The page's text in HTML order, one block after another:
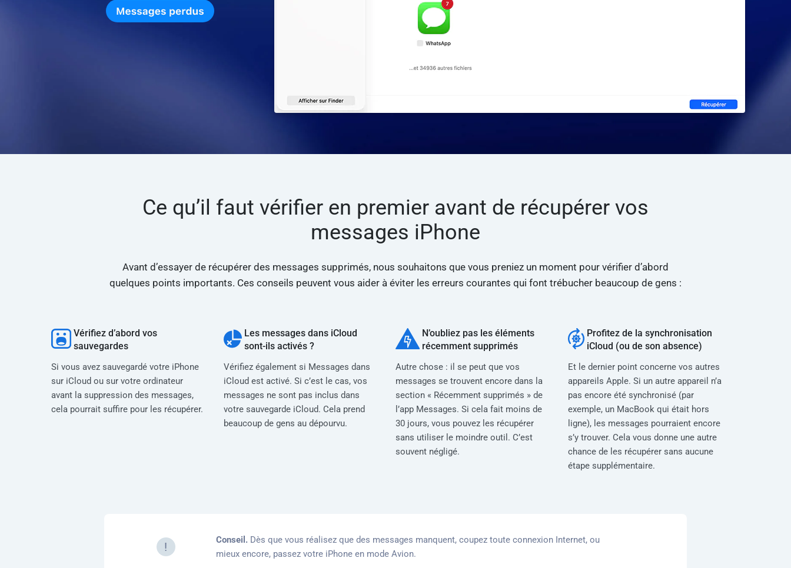
Ce qu’il faut vérifier en premier avant de récupérer vos
messages iPhone
Avant d’essayer de récupérer des messages supprimés, nous souhaitons que vous preniez un moment pour vérifier d’abord
quelques points importants. Ces conseils peuvent vous aider à éviter les erreurs courantes qui font trébucher beaucoup de gens :
Vérifiez d’abord vos
sauvegardes
Si vous avez sauvegardé votre iPhone
sur iCloud ou sur votre ordinateur
avant la suppression des messages,
cela pourrait suffire pour les récupérer.
Les messages dans iCloud
sont-ils activés ?
Vérifiez également si Messages dans
iCloud est activé. Si c’est le cas, vos
messages ne sont pas inclus dans
votre sauvegarde iCloud. Cela prend
beaucoup de gens au dépourvu.
N’oubliez pas les éléments
récemment supprimés
Autre chose : il se peut que vos
messages se trouvent encore dans la
section « Récemment supprimés » de
l’app Messages. Si cela fait moins de
30 jours, vous pouvez les récupérer
sans utiliser le moindre outil. C’est
souvent négligé.
Profitez de la synchronisation
iCloud (ou de son absence)
Et le dernier point concerne vos autres
appareils Apple. Si un autre appareil n’a
pas encore été synchronisé (par
exemple, un MacBook qui était hors
ligne), les messages pourraient encore
s’y trouver. Cela vous donne une autre
chance de les récupérer sans aucune
étape supplémentaire.
! Conseil.Dès que vous réalisez que des messages manquent, coupez toute connexion Internet, ou
mieux encore, passez votre iPhone en mode Avion.